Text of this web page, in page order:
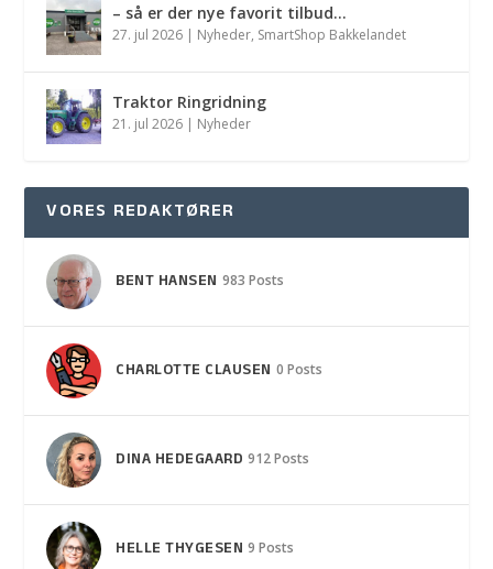
– så er der nye favorit tilbud…
27. jul 2026 | Nyheder, SmartShop Bakkelandet
Traktor Ringridning
21. jul 2026 | Nyheder
VORES REDAKTØRER
BENT HANSEN 983 Posts
CHARLOTTE CLAUSEN 0 Posts
DINA HEDEGAARD 912 Posts
HELLE THYGESEN 9 Posts